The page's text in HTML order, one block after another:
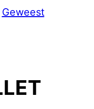
Geweest